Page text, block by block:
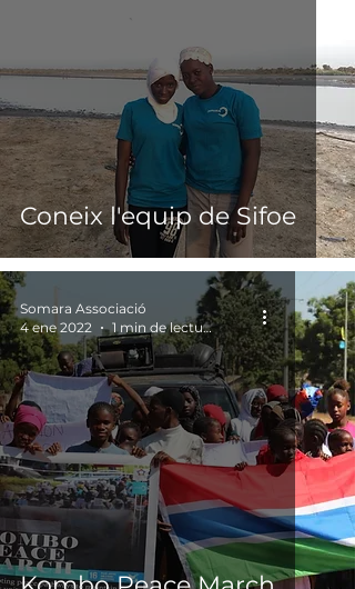
Coneix l'equip de Sifoe
Somara Associació
4 ene 2022
1 min de lectura